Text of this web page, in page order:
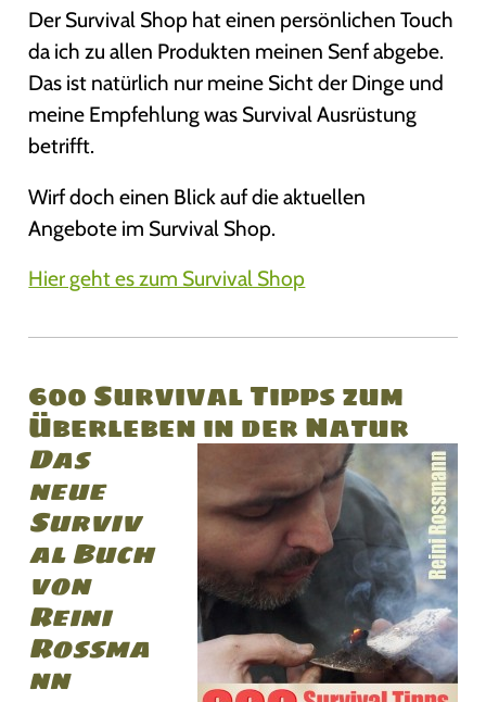
Der Survival Shop hat einen persönlichen Touch
da ich zu allen Produkten meinen Senf abgebe.
Das ist natürlich nur meine Sicht der Dinge und
meine Empfehlung was Survival Ausrüstung
betrifft.
Wirf doch einen Blick auf die aktuellen
Angebote im Survival Shop.
Hier geht es zum Survival Shop
600 Survival Tipps zum
Überleben in der Natur
Das
neue
Surviv
al Buch
von
Reini
Rossma
nn